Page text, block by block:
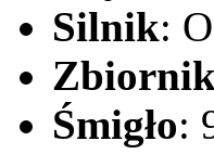
Silnik:
Śmigło: